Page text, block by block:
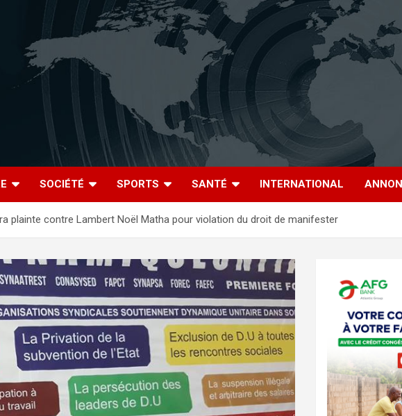
SOCIÉTÉ SPORTS SANTÉ INTERNATIONAL
plainte contre Lambert Noël Matha pour violation du droit de manifester